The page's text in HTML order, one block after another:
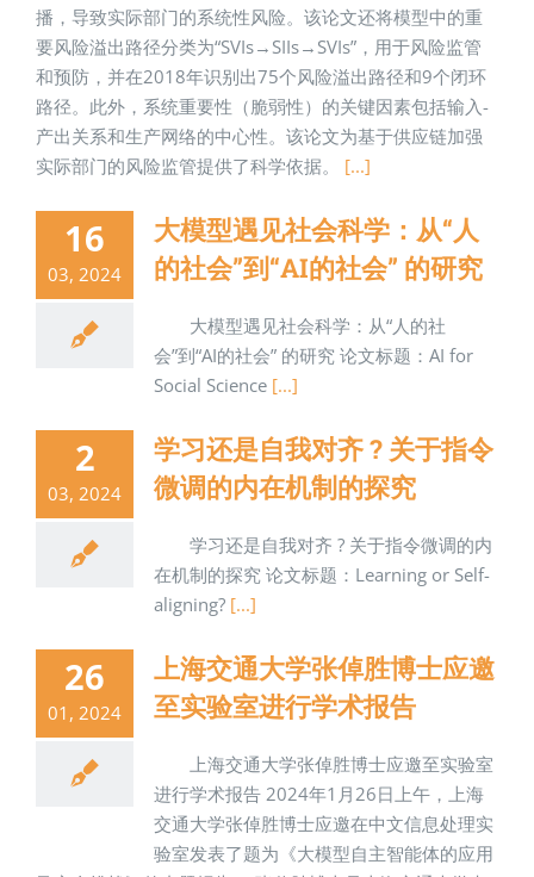
播，导致实际部门的系统性风险。该论文还将模型中的重
要风险溢出路径分类为“SVIs→SIIs→SVIs”，用于风险监管
和预防，并在2018年识别出75个风险溢出路径和9个闭环
路径。此外，系统重要性（脆弱性）的关键因素包括输入-
产出关系和生产网络的中心性。该论文为基于供应链加强
实际部门的风险监管提供了科学依据。 [...]
16
03, 2024
大模型遇见社会科学：从“人
的社会”到“AI的社会” 的研究
大模型遇见社会科学：从“人的社
会”到“AI的社会” 的研究 论文标题：AI for
Social Science [...]
2
03, 2024
学习还是自我对齐 ? 关于指令
微调的内在机制的探究
学习还是自我对齐 ? 关于指令微调的内
在机制的探究 论文标题：Learning or Self-
aligning? [...]
26
01, 2024
上海交通大学张倬胜博士应邀
至实验室进行学术报告
上海交通大学张倬胜博士应邀至实验室
进行学术报告 2024年1月26日上午，上海
交通大学张倬胜博士应邀在中文信息处理实
验室发表了题为《大模型自主智能体的应用